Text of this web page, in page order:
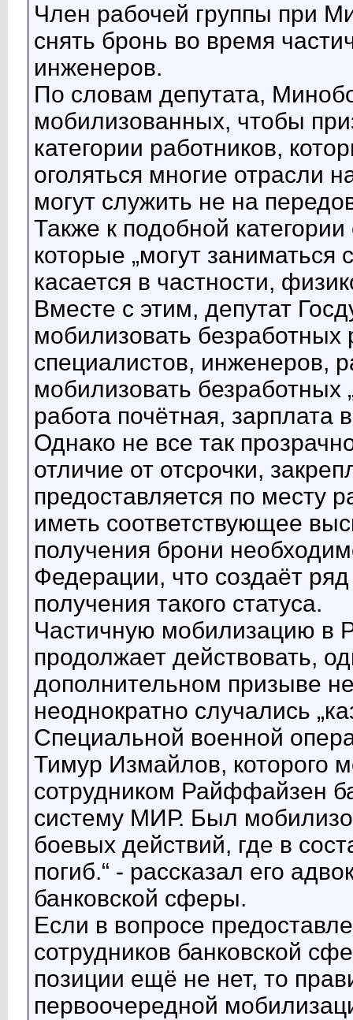
Член рабочей группы при
снять бронь во время
инженеров.
По словам депутата,
мобилизованных, чтобы
категории работников,
оголяться многие отрасли
могут служить не на
Также к подобной
которые „могут заниматься
касается в частности,
Вместе с этим, депутат
мобилизовать
специалистов, инженеров,
мобилизовать безработных
работа почётная, зарплата
Однако не все так
отличие от отсрочки,
предоставляется по месту
иметь соответствующее
получения брони
Федерации, что создаёт
получения такого статуса.
Частичную мобилизацию в
продолжает действовать,
дополнительном призыве
неоднократно случались
Специальной военной
Тимур Измайлов, которого
сотрудником Райффайзен
систему МИР. Был
боевых действий, где в
погиб.“ - рассказал его
банковской сферы.
Если в вопросе
сотрудников банковской
позиции ещё не нет, то
первоочередной